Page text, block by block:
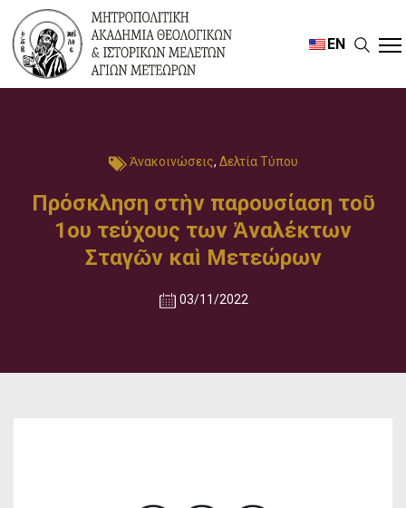
EN
Ἀνακοινώσεις, Δελτία Τύπου
Πρόσκληση στὴν παρουσίαση τοῦ
1ου τεύχους των Ἀναλέκτων
Σταγῶν καὶ Μετεώρων
03/11/2022